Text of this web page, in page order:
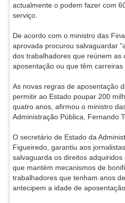
actualmente o podem fazer com
serviço.
De acordo com o ministro das
aprovada procurou salvaguardar
dos trabalhadores que reúnem as
aposentação ou que têm carreiras
As novas regras de aposentação
permitir ao Estado poupar 200
quatro anos, afirmou o ministro
Administração Pública, Fernando
O secretário de Estado da
Figueiredo, garantiu aos
salvaguarda os direitos
que mantém mecanismos de
trabalhadores que tenham anos
antecipem a idade de aposentação.